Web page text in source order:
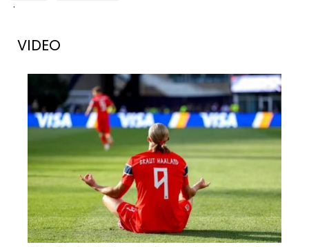
.
VIDEO